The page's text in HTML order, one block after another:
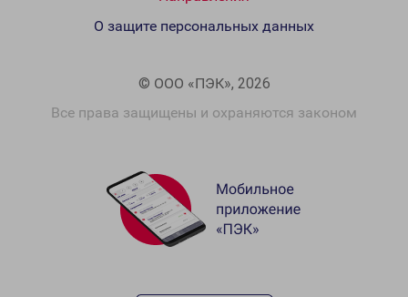
© ООО «ПЭК», 2026
Все права защищены и охраняются законом
О защите персональных данных